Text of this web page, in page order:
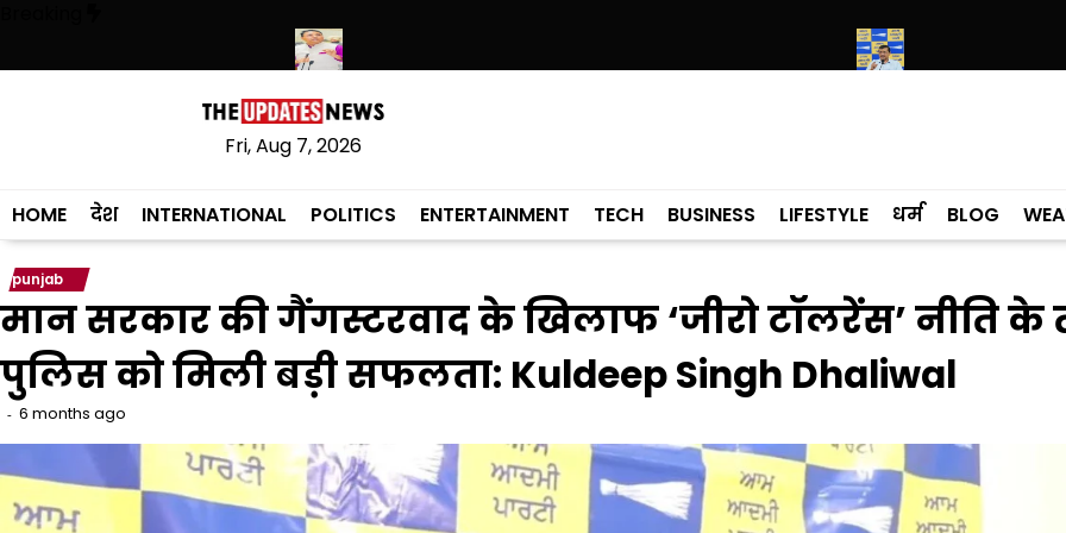
content
ने हथियारों की बड़ी खेप बरामद कीअमन अरोड़ा ने शाहकोट हलके में नौकरियों के मामले में कांग्रेसी विधायक लाडी को घेरा
Fri, Aug 7, 2026
HOME देश INTERNATIONAL POLITICS ENTERTAINMENT TECH BUSINESS LIFESTYLE धर्म BLOG
punjab
मान सरकार की गैंगस्टरवाद के खिलाफ ‘जीरो टॉलरेंस’ नीति के
पुलिस को मिली बड़ी सफलता: Kuldeep Singh Dhaliwal
6 months ago